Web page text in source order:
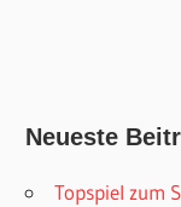
Neueste
Topspiel zum